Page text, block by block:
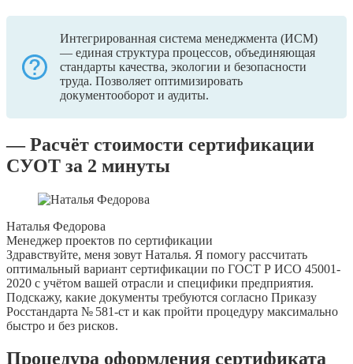
Интегрированная система менеджмента (ИСМ)
— единая структура процессов, объединяющая
стандарты качества, экологии и безопасности
труда. Позволяет оптимизировать
документооборот и аудиты.
— Расчёт стоимости сертификации
СУОТ за 2 минуты
Наталья Федорова
Менеджер проектов по сертификации
Здравствуйте, меня зовут Наталья. Я помогу рассчитать
оптимальный вариант сертификации по ГОСТ Р ИСО 45001-
2020 с учётом вашей отрасли и специфики предприятия.
Подскажу, какие документы требуются согласно Приказу
Росстандарта № 581-ст и как пройти процедуру максимально
быстро и без рисков.
Процедура оформления сертификата